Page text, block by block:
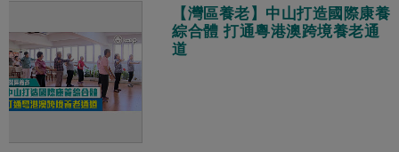
【灣區養老】中山打造國際康養
綜合體 打通粵港澳跨境養老通
道